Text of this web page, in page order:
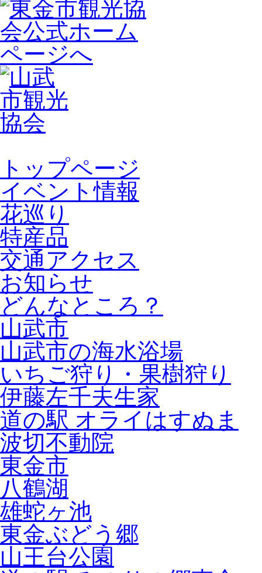
トップページ
イベント情報
花巡り
特産品
交通アクセス
お知らせ
どんなところ？
山武市
山武市の海水浴場
いちご狩り・果樹狩り
伊藤左千夫生家
道の駅 オライはすぬま
波切不動院
東金市
八鶴湖
雄蛇ヶ池
東金ぶどう郷
山王台公園